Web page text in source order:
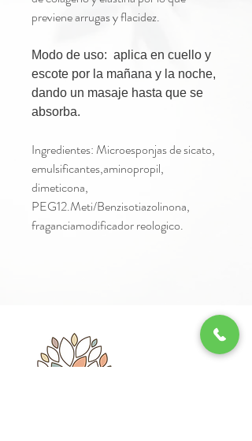
previene arrugas y flacidez.
Modo de uso: aplica en cuello y
escote por la mañana y la noche,
dando un masaje hasta que se
absorba.
Ingredientes: Microesponjas de sicato,
emulsificantes,aminopropil,
dimeticona,
PEG12.Meti/Benzisotiazolinona,
fraganciamodificador reologico.